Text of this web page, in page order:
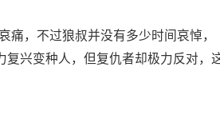
，不过狼叔并没有多少时间哀悼，
复兴变种人，但复仇者却极力反对，